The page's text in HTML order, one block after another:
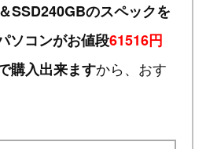
SSD240GBのスペックを
ソコンがお値段61516円
購入出来ますから、おす